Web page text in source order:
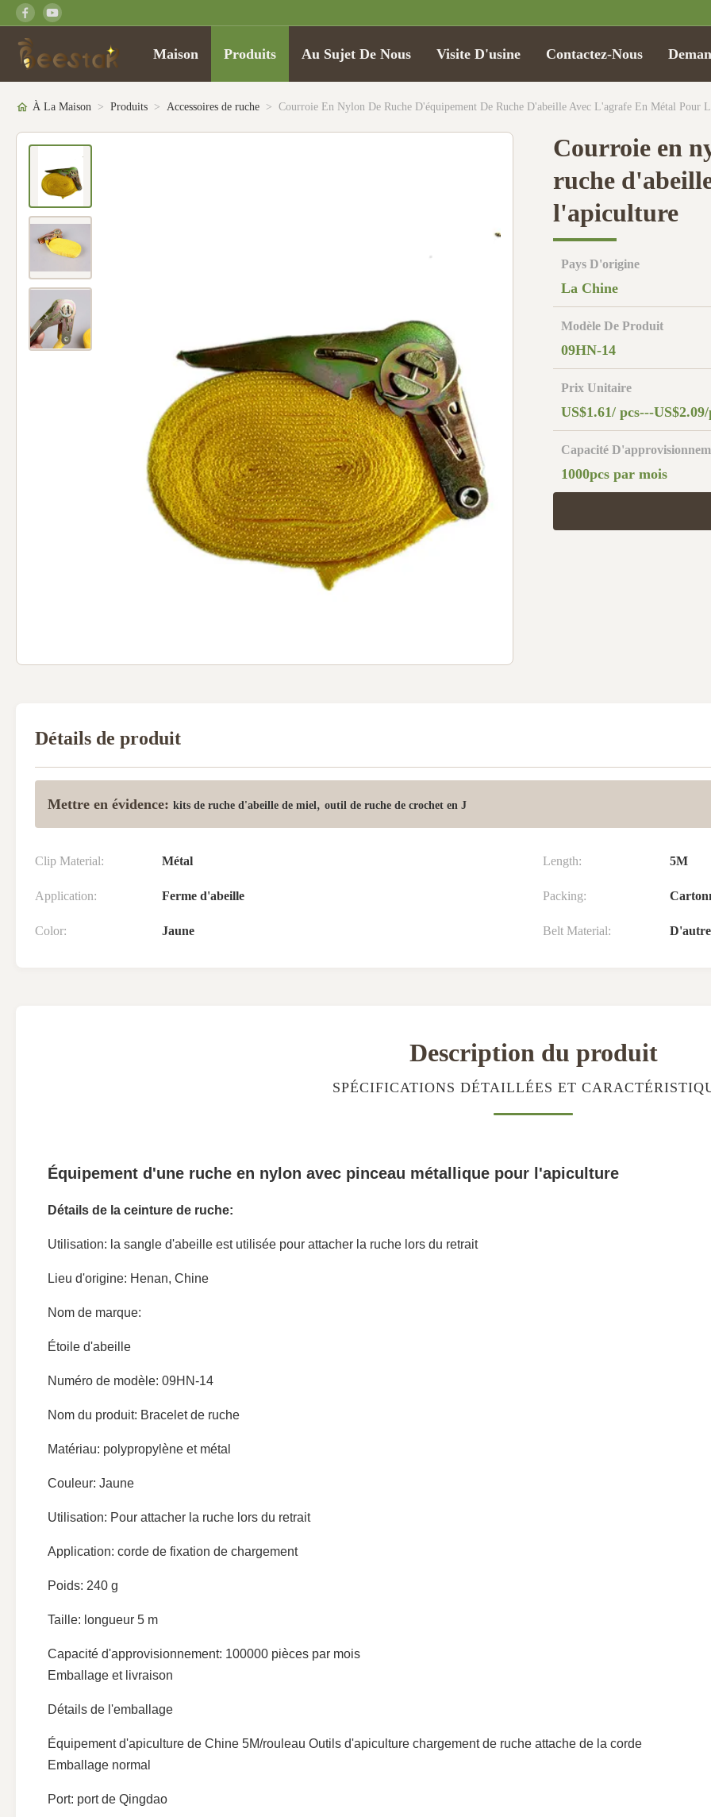
Maison Produits Au Sujet De Nous Visite D'usine Contactez-Nous
À La Maison > Produits > Accessoires de ruche > Courroie En Nylon De Ruche D'équipement De Ruche D'abeille Avec L'agrafe En Métal Pour
Courroie en
ruche
l'apiculture
Pays D'origine
La Chine
Modèle De Produit
09HN-14
Prix Unitaire
US$1.61/ pcs---US$2.09/
Capacité
1000pcs par mois
Détails de produit
Mettre en évidence: kits de ruche d'abeille de miel, outil de ruche de crochet en J
Clip Material: Métal Length: 5M
Application: Ferme d'abeille Packing:
Color: Jaune Belt Material:
Description du produit
SPÉCIFICATIONS DÉTAILLÉES ET
Équipement d'une ruche en nylon avec pinceau métallique pour l'apiculture
Détails de la ceinture de ruche:
Utilisation: la sangle d'abeille est utilisée pour attacher la ruche lors du retrait
Lieu d'origine: Henan, Chine
Nom de marque:
Étoile d'abeille
Numéro de modèle: 09HN-14
Nom du produit: Bracelet de ruche
Matériau: polypropylène et métal
Couleur: Jaune
Utilisation: Pour attacher la ruche lors du retrait
Application: corde de fixation de chargement
Poids: 240 g
Taille: longueur 5 m
Capacité d'approvisionnement: 100000 pièces par mois
Emballage et livraison
Détails de l'emballage
Équipement d'apiculture de Chine 5M/rouleau Outils d'apiculture chargement de ruche attache de la corde
Emballage normal
Port: port de Qingdao